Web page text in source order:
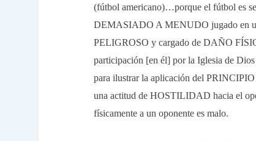
(fútbol americano)…porque el fútbol es
DEMASIADO A MENUDO jugado en
PELIGROSO y cargado de DAÑO
participación [en él] por la Iglesia de
para ilustrar la aplicación del
una actitud de HOSTILIDAD hacia el
físicamente a un oponente es malo.